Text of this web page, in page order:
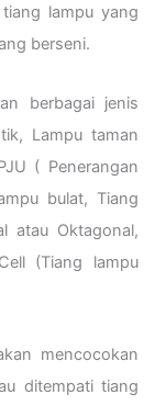
lampu yang
berseni.
berbagai jenis
Lampu taman
( Penerangan
bulat, Tiang
atau Oktagonal,
(Tiang lampu
mencocokan
ditempati tiang